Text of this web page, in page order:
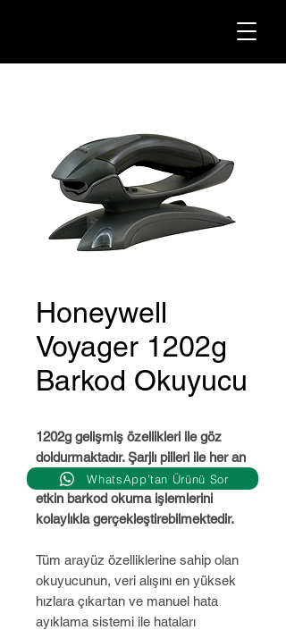
Honeywell
Voyager 1202g
Barkod Okuyucu
1202g gelişmiş özellikleri ile göz
doldurmaktadır. Şarjlı pilleri ile her an
çalışır durumdaki Voyager 1202g,
etkin barkod okuma işlemlerini
kolaylıkla gerçekleştirebilmektedir.
Tüm arayüz özelliklerine sahip olan
okuyucunun, veri alışını en yüksek
hızlara çıkartan ve manuel hata
ayıklama sistemi ile hataları
WhatsApp’tan Ürünü Sor